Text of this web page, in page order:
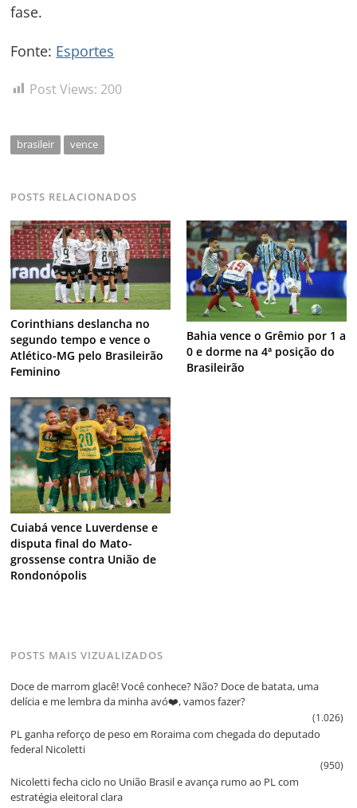
fase.
Fonte: Esportes
Post Views: 200
brasileir vence
POSTS RELACIONADOS
Corinthians deslancha no
segundo tempo e vence o
Atlético-MG pelo Brasileirão
Feminino
Bahia vence o Grêmio por 1 a
0 e dorme na 4ª posição do
Brasileirão
Cuiabá vence Luverdense e
disputa final do Mato-
grossense contra União de
Rondonópolis
POSTS MAIS VIZUALIZADOS
Doce de marrom glacê! Você conhece? Não? Doce de batata, uma
delícia e me lembra da minha avó❤️, vamos fazer?
(1.026)
PL ganha reforço de peso em Roraima com chegada do deputado
federal Nicoletti
(950)
Nicoletti fecha ciclo no União Brasil e avança rumo ao PL com
estratégia eleitoral clara